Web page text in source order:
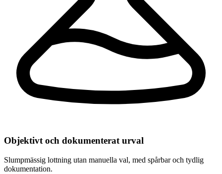
Objektivt och dokumenterat urval
Slumpmässig lottning utan manuella val, med spårbar och tydlig
dokumentation.